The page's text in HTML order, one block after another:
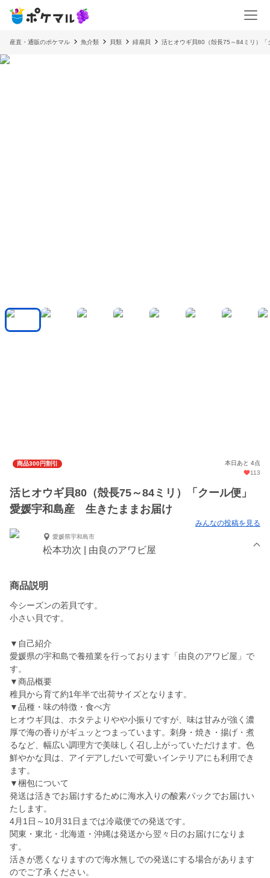
産直・通販のポケマル 魚介類 貝類 緋扇貝 活ヒオウギ貝80（殻長75～84ミリ）
商品300円割引
本日あと 4点
113
活ヒオウギ貝80（殻長75～84ミリ）「クール便」
愛媛宇和島産 生きたままお届け
みんなの投稿を見る
愛媛県宇和島市
松本功次 | 由良のアワビ屋
商品説明
今シーズンの若貝です。
小さい貝です。
▼自己紹介
愛媛県の宇和島で養殖業を行っております「由良のアワビ屋」で
す。
▼商品概要
稚貝から育て約1年半で出荷サイズとなります。
▼品種・味の特徴・食べ方
ヒオウギ貝は、ホタテよりやや小振りですが、味は甘みが強く濃
厚で海の香りがギュッとつまっています。刺身・焼き・揚げ・煮
るなど、幅広い調理方で美味しく召し上がっていただけます。色
鮮やかな貝は、アイデアしだいで可愛いインテリアにも利用でき
ます。
▼梱包について
発送は活きでお届けするために海水入りの酸素パックでお届けい
たします。
4月1日～10月31日までは冷蔵便での発送です。
関東・東北・北海道・沖縄は発送から翌々日のお届けになりま
す。
活きが悪くなりますので海水無しでの発送にする場合があります
のでご了承ください。